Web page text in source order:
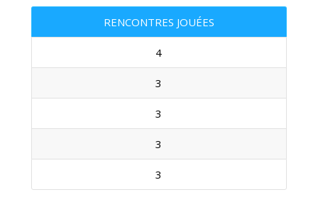
RENCONTRES JOUÉES
4
3
3
3
3